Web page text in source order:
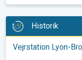
Historik
Vejrstation Lyon-